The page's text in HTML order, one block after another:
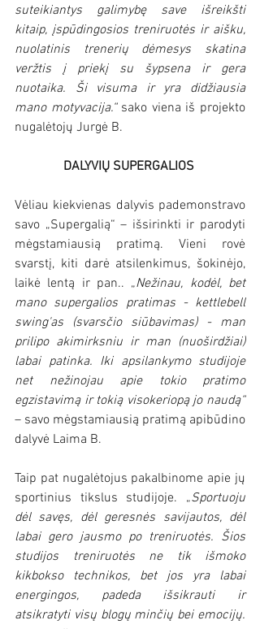
suteikiantys galimybę save išreikšti
kitaip, įspūdingosios treniruotės ir aišku,
nuolatinis trenerių dėmesys skatina
veržtis į priekį su šypsena ir gera
nuotaika. Ši visuma ir yra didžiausia
mano motyvacija.“ sako viena iš projekto
nugalėtojų Jurgė B.
DALYVIŲ SUPERGALIOS
Vėliau kiekvienas dalyvis pademonstravo
savo „Supergalią“ – išsirinkti ir parodyti
mėgstamiausią pratimą. Vieni rovė
svarstį, kiti darė atsilenkimus, šokinėjo,
laikė lentą ir pan.. „Nežinau, kodėl, bet
mano supergalios pratimas - kettlebell
swing'as (svarsčio siūbavimas) - man
prilipo akimirksniu ir man (nuoširdžiai)
labai patinka. Iki apsilankymo studijoje
net nežinojau apie tokio pratimo
egzistavimą ir tokią visokeriopą jo naudą“
– savo mėgstamiausią pratimą apibūdino
dalyvė Laima B.
Taip pat nugalėtojus pakalbinome apie jų
sportinius tikslus studijoje. „Sportuoju
dėl savęs, dėl geresnės savijautos, dėl
labai gero jausmo po treniruotės. Šios
studijos treniruotės ne tik išmoko
kikbokso technikos, bet jos yra labai
energingos, padeda išsikrauti ir
atsikratyti visų blogų minčių bei emocijų.